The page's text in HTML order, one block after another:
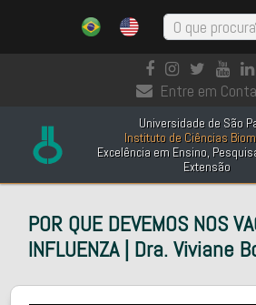
Entre em
Universidade de São
Instituto de Ciências
Excelência em Ensino,
Extensão
POR QUE DEVEMOS NOS
INFLUENZA | Dra. Viviane